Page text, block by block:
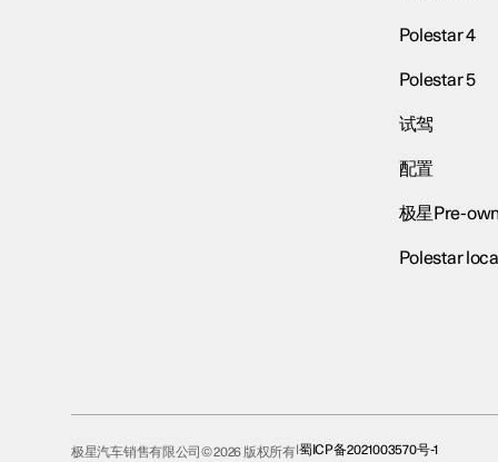
Polestar 4
Polestar 5
试驾
配置
极星Pre-
Polestar
极星汽车销售有限公司© 2026 版权所有 蜀ICP备2021003570号-1